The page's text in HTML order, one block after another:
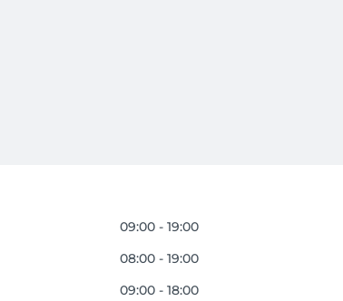
09:00 - 19:00
08:00 - 19:00
09:00 - 18:00